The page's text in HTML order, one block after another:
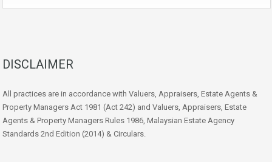
DISCLAIMER
All practices are in accordance with Valuers, Appraisers, Estate Agents &
Property Managers Act 1981 (Act 242) and Valuers, Appraisers, Estate
Agents & Property Managers Rules 1986, Malaysian Estate Agency
Standards 2nd Edition (2014) & Circulars.